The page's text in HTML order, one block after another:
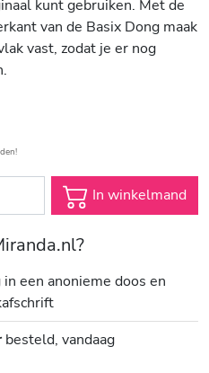
kunt gebruiken. Met de
van de Basix Dong maak
vast, zodat je er nog
In winkelmand
een anonieme doos en
besteld, vandaag